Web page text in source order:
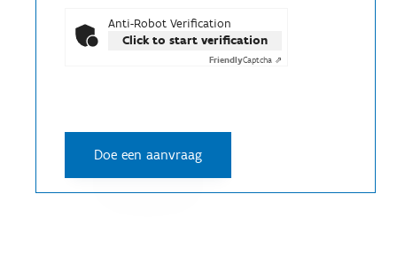
Anti-Robot Verification
Click to start verification
FriendlyCaptcha ⇗